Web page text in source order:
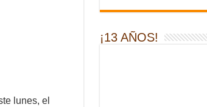
lunes, el
¡13 AÑOS!